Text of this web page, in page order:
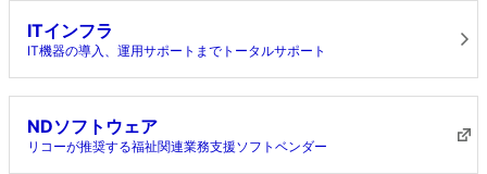
ITインフラ
IT機器の導入、運用サポートまでトータルサポート
NDソフトウェア
リコーが推奨する福祉関連業務支援ソフトベンダー